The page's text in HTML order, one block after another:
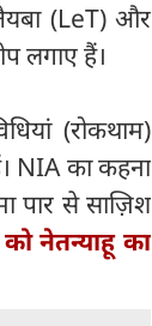
(LeT) और
लगाए हैं।
(रोकथाम)
NIA का कहना
पार से साज़िश
नेतन्याहू का